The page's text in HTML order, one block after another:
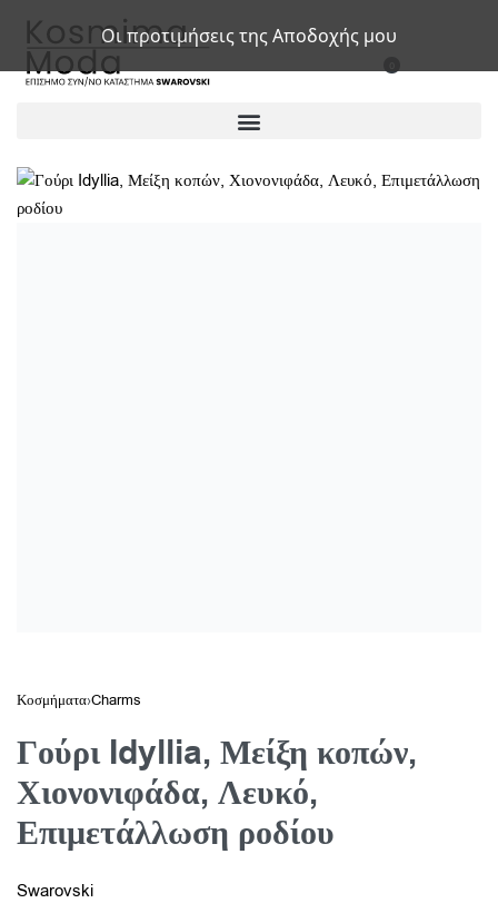
Κοσμήματα›Charms
Γούρι Idyllia, Μείξη κοπών,
Χιονονιφάδα, Λευκό,
Επιμετάλλωση ροδίου
Swarovski
Οι προτιμήσεις της Αποδοχής μου